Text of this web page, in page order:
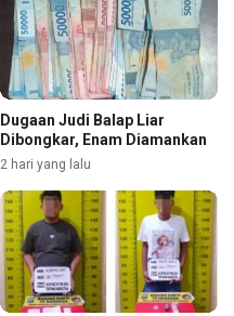
Dugaan Judi Balap Liar
Dibongkar, Enam Diamankan
2 hari yang lalu